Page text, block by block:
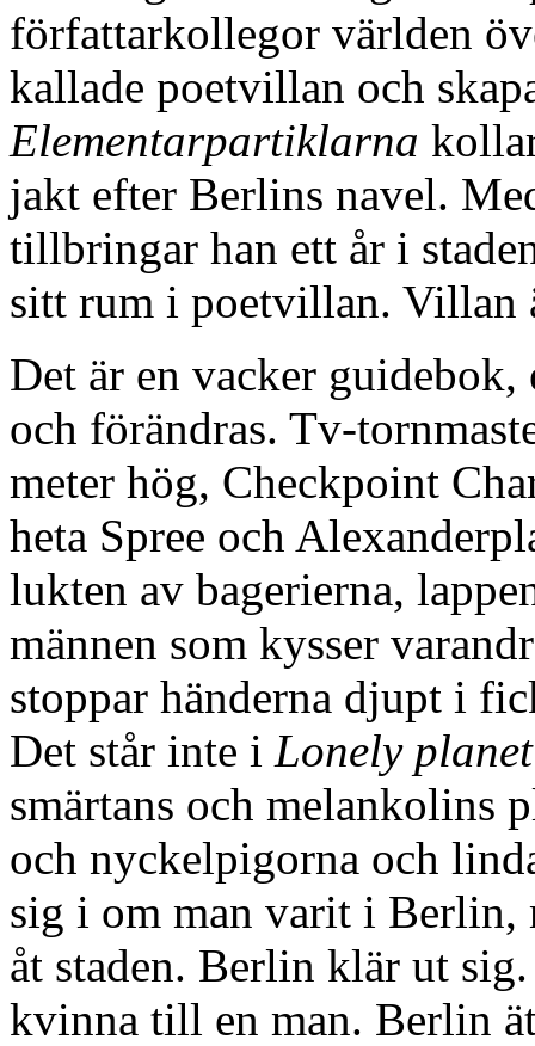
författarkollegor världen
kallade poetvillan och
Elementarpartiklarna
jakt efter Berlins navel.
tillbringar han ett år i
sitt rum i poetvillan. Villan
Det är en vacker
och förändras. Tv-
meter hög, Checkpoint
heta Spree och
lukten av bagerierna,
männen som kysser
stoppar händerna djupt i
Det står inte i Lonely planet
smärtans och melankolins
och nyckelpigorna och
sig i om man varit i Berlin,
åt staden. Berlin klär ut
kvinna till en man. Berlin